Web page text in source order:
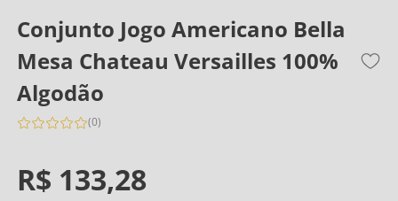
Conjunto Jogo Americano Bella
Mesa Chateau Versailles 100%
Algodão
(0)
R$ 133,28